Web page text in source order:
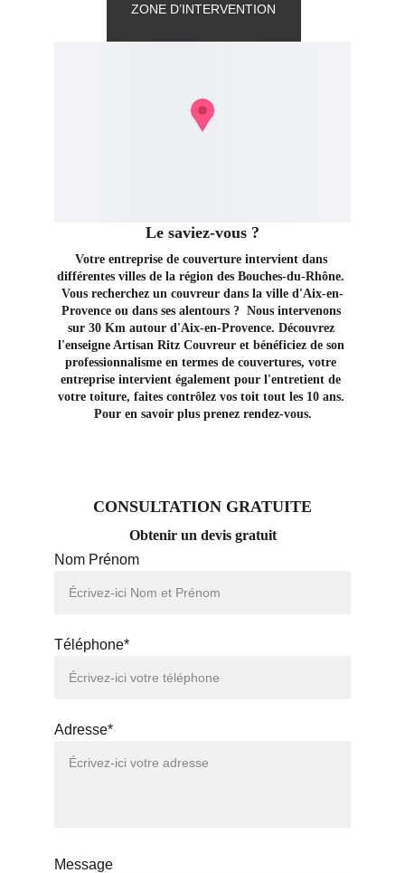
ZONE D’INTERVENTION
Nom Prénom
Téléphone*
Adresse*
Message
Le saviez-vous ?
Votre entreprise de couverture intervient dans
différentes villes de la région des Bouches-du-Rhône.
Vous recherchez un couvreur dans la ville d'Aix-en-
Provence ou dans ses alentours ?  Nous intervenons
sur 30 Km autour d'Aix-en-Provence. Découvrez
l'enseigne Artisan Ritz Couvreur et bénéficiez de son
professionnalisme en termes de couvertures, votre
entreprise intervient également pour l'entretient de
votre toiture, faites contrôlez vos toit tout les 10 ans.
Pour en savoir plus prenez rendez-vous.
CONSULTATION GRATUITE
Obtenir un devis gratuit